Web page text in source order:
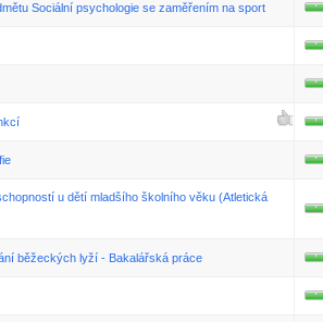
Sociální psychologie se zaměřením na sport
u dětí mladšího školního věku (Atletická
běžeckých lyží - Bakalářská práce